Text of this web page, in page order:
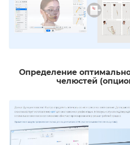
Определение
челюстей